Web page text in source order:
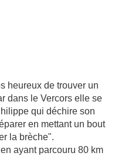
heureux de trouver un
dans le Vercors elle se
qui déchire son
en mettant un bout
la brèche".
ayant parcouru 80 km